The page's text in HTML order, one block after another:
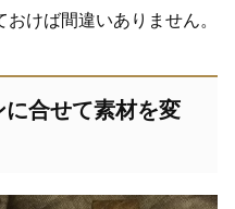
けば間違いありません。
合せて素材を変